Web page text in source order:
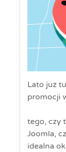
Lato już
promocji
tego, czy
Joomla,
idealna